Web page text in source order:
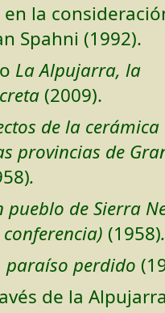
la
Spahni (1992).
La Alpujarra, la
(2009).
de la cerámica
provincias de
.
pueblo de Sierra
(1958).
paraíso perdido
de la